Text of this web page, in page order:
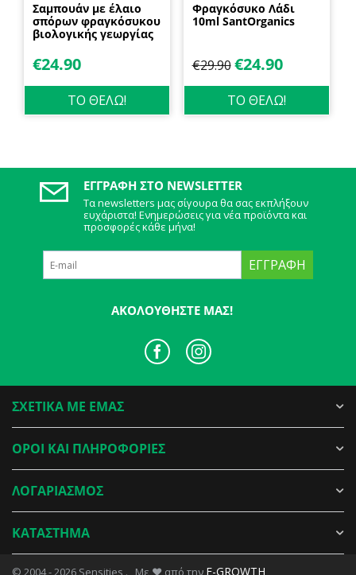
Σαμπουάν με έλαιο
σπόρων φραγκόσυκου
βιολογικής γεωργίας
250ml SantOrganics
€24.90
ΤΟ ΘΕΛΩ!
Φραγκόσυκο Λάδι
10ml SantOrganics
€29.90 €24.90
ΤΟ ΘΕΛΩ!
ΕΓΓΡΑΦΉ ΣΤΟ NEWSLETTER
Τα newsletters μας σίγουρα θα σας εκπλήξουν
ευχάριστα! Ενημερώσεις για νέα προϊόντα και
προσφορές κάθε μήνα!
ΕΓΓΡΑΦΉ
ΑΚΟΛΟΥΘΉΣΤΕ ΜΑΣ!
ΣΧΕΤΙΚΑ ΜΕ ΕΜΑΣ
ΟΡΟΙ ΚΑΙ ΠΛΗΡΟΦΟΡΙΕΣ
ΛΟΓΑΡΙΑΣΜΟΣ
ΚΑΤΑΣΤΗΜΑ
© 2004 - 2026 Sensities . Με ♥ από την E-GROWTH